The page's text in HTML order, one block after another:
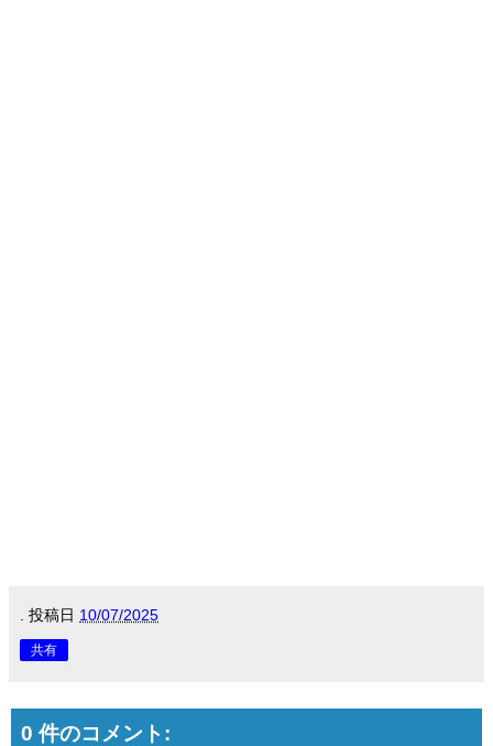
投稿日 10/07/2025
共有
0 件のコメント: